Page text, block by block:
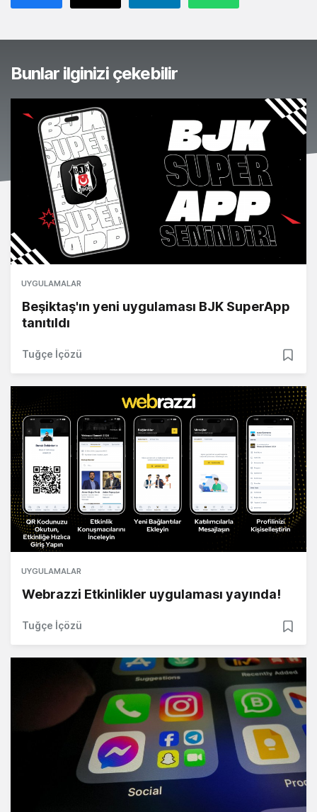
Bunlar ilginizi çekebilir
UYGULAMALAR
Beşiktaş'ın yeni uygulaması BJK SuperApp
tanıtıldı
Tuğçe İçözü
UYGULAMALAR
Webrazzi Etkinlikler uygulaması yayında!
Tuğçe İçözü